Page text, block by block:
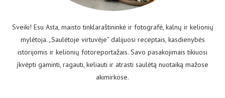
Sveiki! Esu Asta, maisto tinklaraštininkė ir fotografė, kalnų ir kelionių
mylėtoja. „Saulėtoje virtuvėje” dalijuosi receptais, kasdienybės
istorijomis ir kelionių fotoreportažais. Savo pasakojimais tikiuosi
įkvėpti gaminti, ragauti, keliauti ir atrasti saulėtą nuotaiką mažose
akimirkose.